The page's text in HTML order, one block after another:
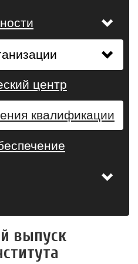
центр
квалификации
выпуск